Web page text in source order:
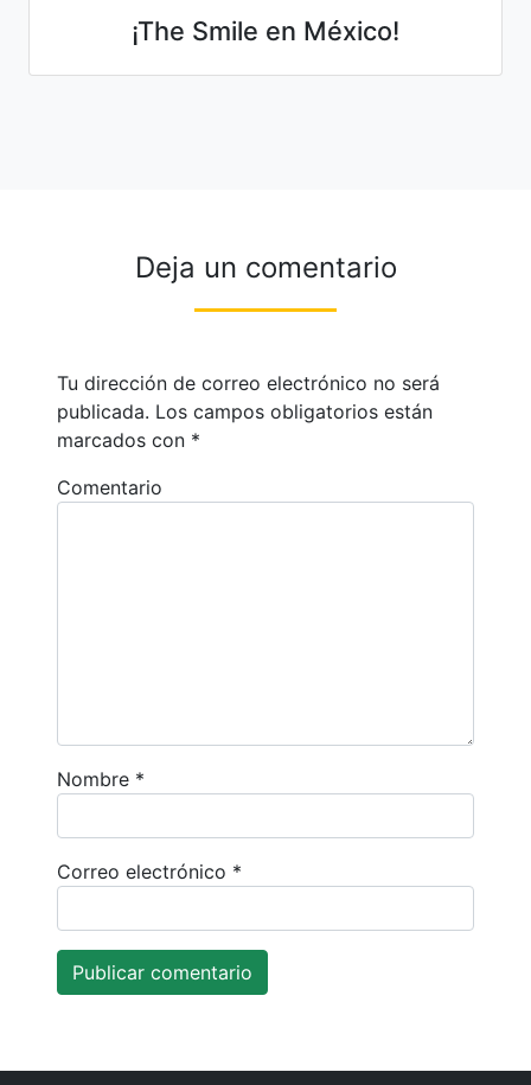
¡The Smile en México!
Deja un comentario
Tu dirección de correo electrónico no será
publicada. Los campos obligatorios están
marcados con *
Comentario
Nombre *
Correo electrónico *